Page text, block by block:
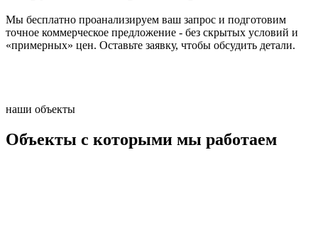
Мы бесплатно проанализируем ваш запрос и подготовим
точное коммерческое предложение - без скрытых условий и
«примерных» цен. Оставьте заявку, чтобы обсудить детали.
наши объекты
Объекты с которыми мы работаем